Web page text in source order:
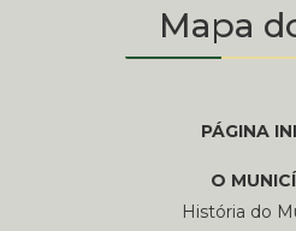
Mapa
PÁGINA
O
História do